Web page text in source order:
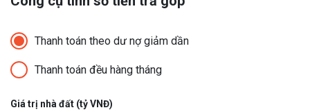
Thanh toán theo dư nợ giảm dần
Thanh toán đều hàng tháng
Giá trị nhà đất (tỷ VNĐ)